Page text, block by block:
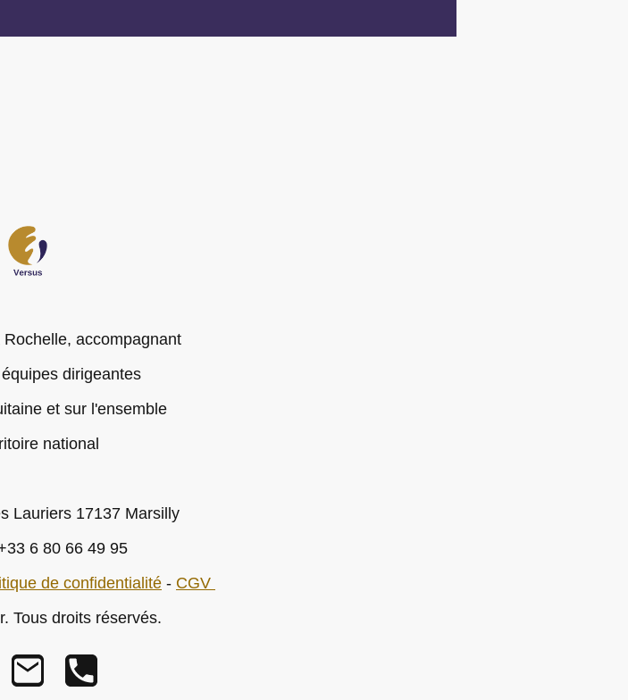
accompagnant
dirigeantes
et sur l'ensemble
national
Lauriers 17137 Marsilly
6 80 66 49 95
de confidentialité - CGV
Tous droits réservés.